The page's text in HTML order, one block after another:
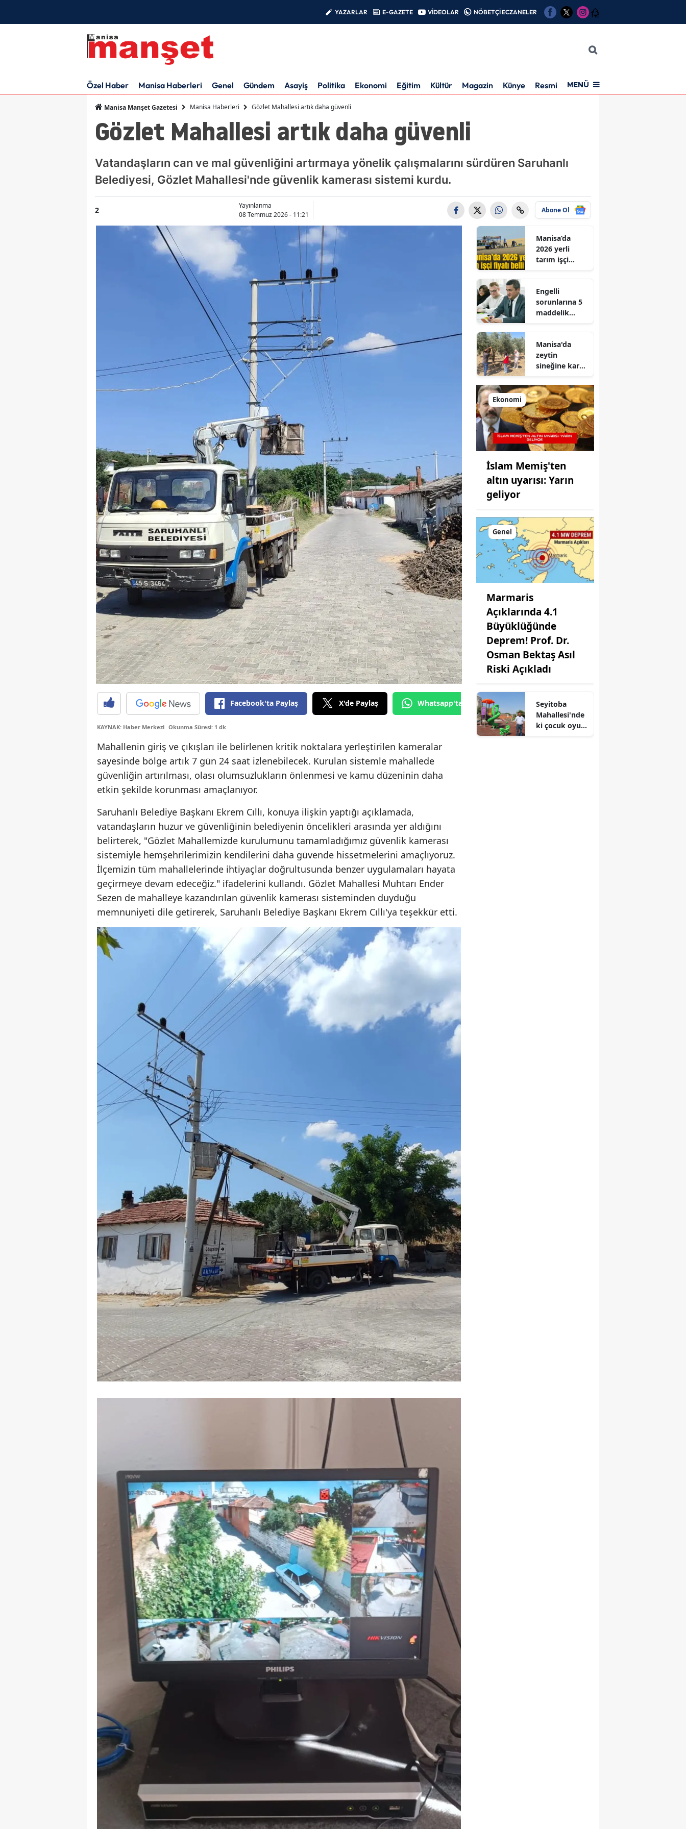
YAZARLAR E-GAZETE VİDEOLAR NÖBETÇİ ECZANELER 12
Özel Haber Manisa Haberleri Genel Gündem Asayiş Politika Ekonomi Eğitim Kültür Magazin Künye Resmi İlanMENÜ
Manisa Manşet Gazetesi Manisa Haberleri Gözlet Mahallesi artık daha güvenli
Gözlet Mahallesi artık daha güvenli
Vatandaşların can ve mal güvenliğini artırmaya yönelik çalışmalarını sürdüren Saruhanlı
Belediyesi, Gözlet Mahallesi'nde güvenlik kamerası sistemi kurdu.
2
Yayınlanma
08 Temmuz 2026 - 11:21
Abone Ol
Facebook'ta Paylaş X'de Paylaş Whatsapp'tan Gönder
KAYNAK: Haber Merkezi Okunma Süresi: 1 dk
Mahallenin giriş ve çıkışları ile belirlenen kritik noktalara yerleştirilen kameralar
sayesinde bölge artık 7 gün 24 saat izlenebilecek. Kurulan sistemle mahallede
güvenliğin artırılması, olası olumsuzlukların önlenmesi ve kamu düzeninin daha
etkin şekilde korunması amaçlanıyor.
Saruhanlı Belediye Başkanı Ekrem Cıllı, konuya ilişkin yaptığı açıklamada,
vatandaşların huzur ve güvenliğinin belediyenin öncelikleri arasında yer aldığını
belirterek, "Gözlet Mahallemizde kurulumunu tamamladığımız güvenlik kamerası
sistemiyle hemşehrilerimizin kendilerini daha güvende hissetmelerini amaçlıyoruz.
İlçemizin tüm mahallelerinde ihtiyaçlar doğrultusunda benzer uygulamaları hayata
geçirmeye devam edeceğiz." ifadelerini kullandı. Gözlet Mahallesi Muhtarı Ender
Sezen de mahalleye kazandırılan güvenlik kamerası sisteminden duyduğu
memnuniyeti dile getirerek, Saruhanlı Belediye Başkanı Ekrem Cıllı'ya teşekkür etti.
Manisa’da
2026 yerli
tarım işçi
Engelli
sorunlarına 5
maddelik
Manisa'da
zeytin
sineğine karşı
Ekonomi
İslam Memiş'ten
altın uyarısı: Yarın
geliyor
Genel
Marmaris
Açıklarında 4.1
Büyüklüğünde
Deprem! Prof. Dr.
Osman Bektaş Asıl
Riski Açıkladı
Seyitoba
Mahallesi'nde
ki çocuk oyun